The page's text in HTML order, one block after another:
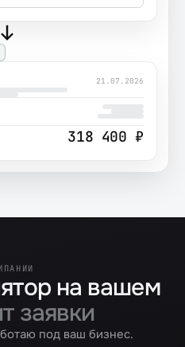
21.07.2026
318 400 ₽
на вашем
заявки
под ваш бизнес.